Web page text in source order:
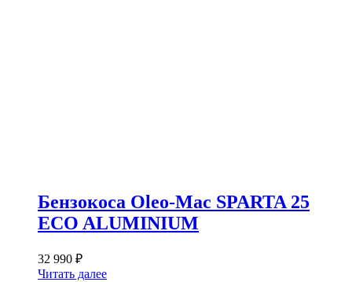
Бензокоса Oleo-Mac SPARTA 25
ECO ALUMINIUM
32 990 ₽
Читать далее